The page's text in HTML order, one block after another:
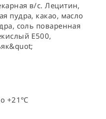
в/c. Лецитин,
пудра, какао, масло
соль поваренная
E500,
+21°С